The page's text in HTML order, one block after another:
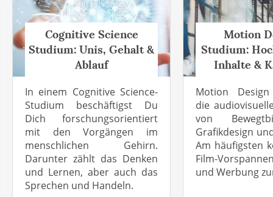
Cognitive Science
Studium: Unis, Gehalt &
Ablauf
In einem Cognitive Science-
Studium beschäftigst Du
Dich forschungsorientiert
mit den Vorgängen im
menschlichen Gehirn.
Darunter zählt das Denken
und Lernen, aber auch das
Sprechen und Handeln.
Motion
Studium:
Inhalte &
Motion
die
von
Grafikdesign
Am häufigsten
Film-
und Werbung